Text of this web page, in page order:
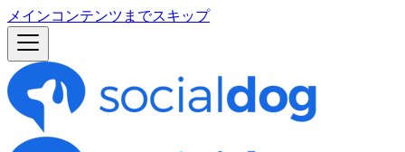
メインコンテンツまでスキップ